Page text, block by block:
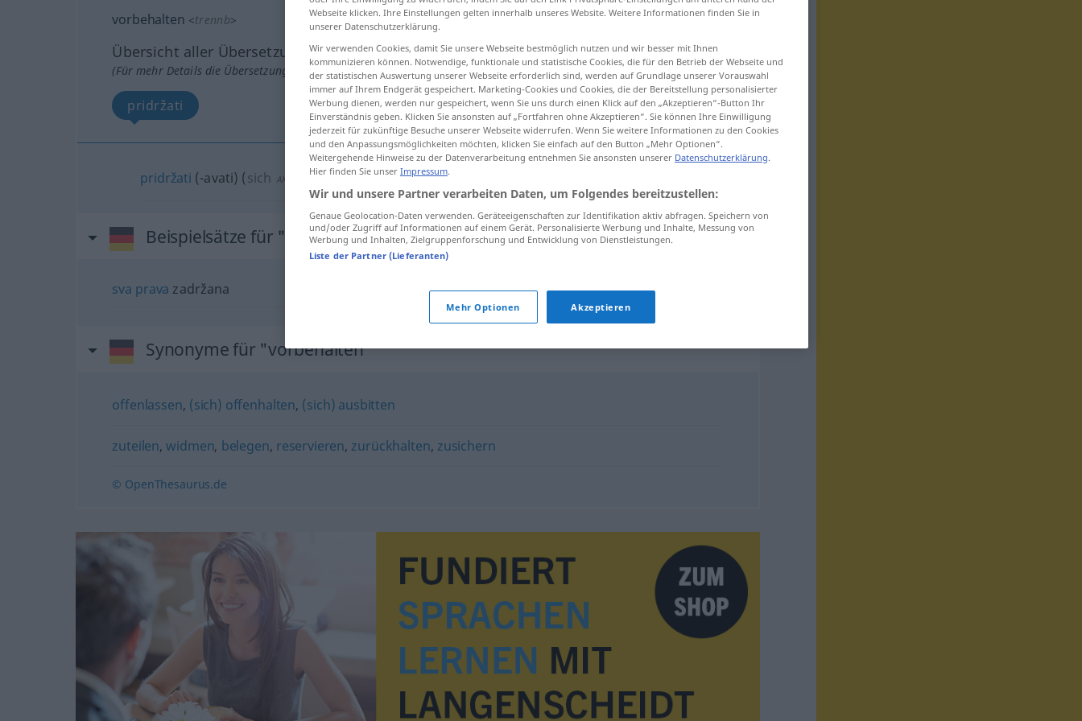
vorbehalten <trennb>
Übersicht aller Übersetzungen
(Für mehr Details die Übersetzung anklicken/antippen)
pridržati
pridržati (-avati) (sich AKK /si )
Beispielsätze für "vorbehalten"
sva prava zadržana alleRechtevorbehalten
Synonyme für "vorbehalten"
offenlassen, (sich) offenhalten, (sich) ausbitten
zuteilen,widmen, belegen, reservieren, zurückhalten, zusichern
© OpenThesaurus.de
Webseite klicken. Ihre Einstellungen gelten innerhalb unseres Website. Weitere Informationen finden Sie in
unserer Datenschutzerklärung.
Wir verwenden Cookies, damit Sie unsere Webseite bestmöglich nutzen und wir besser mit Ihnen
kommunizieren können. Notwendige, funktionale und statistische Cookies, die für den Betrieb der Webseite und
der statistischen Auswertung unserer Webseite erforderlich sind, werden auf Grundlage unserer Vorauswahl
immer auf Ihrem Endgerät gespeichert. Marketing-Cookies und Cookies, die der Bereitstellung personalisierter
Werbung dienen, werden nur gespeichert, wenn Sie uns durch einen Klick auf den „Akzeptieren“-Button Ihr
Einverständnis geben. Klicken Sie ansonsten auf „Fortfahren ohne Akzeptieren“. Sie können Ihre Einwilligung
jederzeit für zukünftige Besuche unserer Webseite widerrufen. Wenn Sie weitere Informationen zu den Cookies
und den Anpassungsmöglichkeiten möchten, klicken Sie einfach auf den Button „Mehr Optionen“.
Weitergehende Hinweise zu der Datenverarbeitung entnehmen Sie ansonsten unserer Datenschutzerklärung.
Hier finden Sie unser Impressum.
Wir und unsere Partner verarbeiten Daten, um Folgendes bereitzustellen:
Genaue Geolocation-Daten verwenden. Geräteeigenschaften zur Identifikation aktiv abfragen. Speichern von
und/oder Zugriff auf Informationen auf einem Gerät. Personalisierte Werbung und Inhalte, Messung von
Werbung und Inhalten, Zielgruppenforschung und Entwicklung von Dienstleistungen.
Liste der Partner (Lieferanten)
Mehr Optionen Akzeptieren